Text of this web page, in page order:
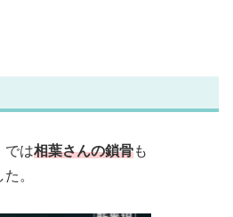
では相葉さんの鎖骨も
。